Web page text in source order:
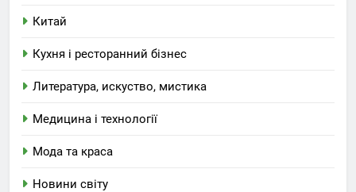
Китай
Кухня і ресторанний бізнес
Литература, искуство, мистика
Медицина і технології
Мода та краса
Новини світу